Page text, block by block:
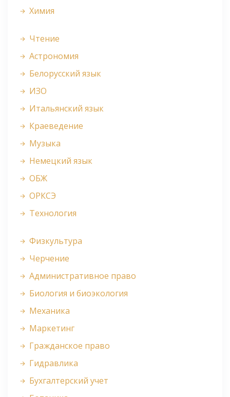
Химия
Чтение
Астрономия
Белорусский язык
ИЗО
Итальянский язык
Краеведение
Музыка
Немецкий язык
ОБЖ
ОРКСЭ
Технология
Физкультура
Черчение
Административное право
Биология и биоэкология
Механика
Маркетинг
Гражданское право
Гидравлика
Бухгалтерский учет